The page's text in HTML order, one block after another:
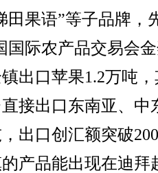
田果语”等子品牌，
国际农产品交易会
出口苹果1.2万吨
接出口东南亚、中
出口创汇额突破
产品能出现在迪拜